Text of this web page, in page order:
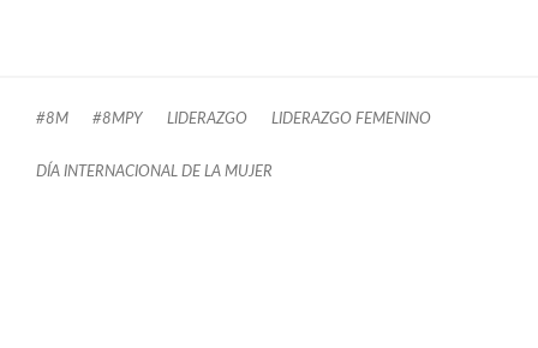
#8M #8MPY LIDERAZGO LIDERAZGO FEMENINO
DÍA INTERNACIONAL DE LA MUJER